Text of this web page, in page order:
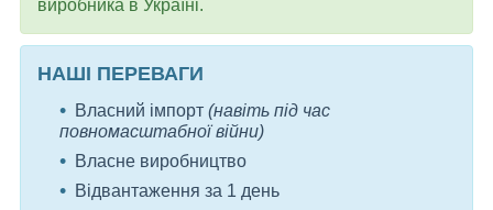
виробника в Україні.
НАШІ ПЕРЕВАГИ
Власний імпорт (навіть під час
повномасштабної війни)
Власне виробництво
Відвантаження за 1 день